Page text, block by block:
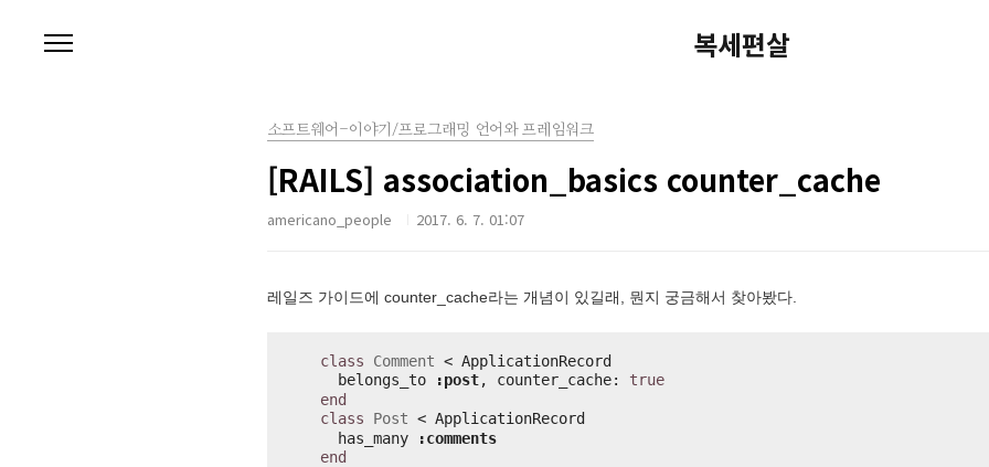
복세편살
소프트웨어-이야기/프로그래밍 언어와 프레임워크
[RAILS] association_basics counter_cache
americano_people 2017. 6. 7. 01:07
레일즈 가이드에 counter_cache라는 개념이 있길래, 뭔지 궁금해서 찾아봤다.
class Comment < ApplicationRecord
belongs_to
:post, counter_cache: true
end
class Post < ApplicationRecord
has_many
:comments
end